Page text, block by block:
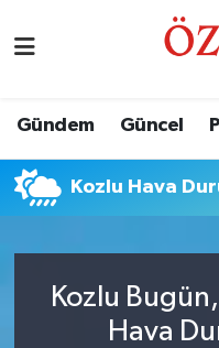
Gündem Güncel
Kozlu Hava
Kozlu Bugün,
Hava
Eğitim
Ekonomi
Güncel
Nöbetçi
Namaz Vakitleri
Trafik Durumu
Süper Lig Puan